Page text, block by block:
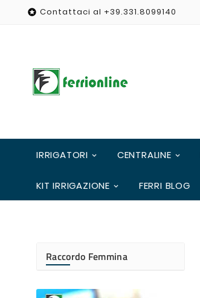
 Contattaci al +39.331.8099140
IRRIGATORI CENTRALINE
KIT IRRIGAZIONE FERRI BLOG
Raccordo Femmina